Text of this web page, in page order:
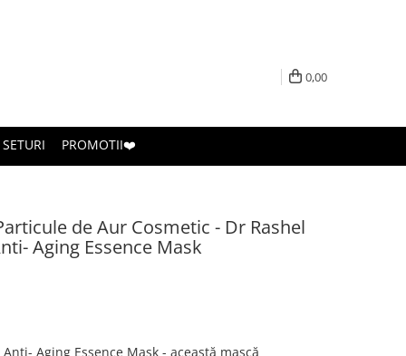
0,00
SETURI PROMOTII❤️
de Aur Cosmetic - Dr Rashel
Aging Essence Mask
Aging Essence Mask - această mască